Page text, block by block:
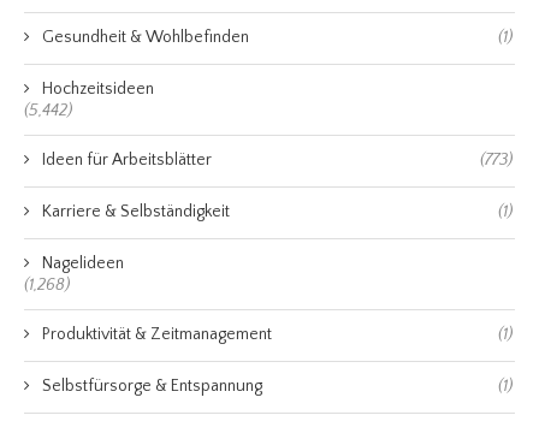
Gesundheit & Wohlbefinden (1)
Hochzeitsideen
(5,442)
Ideen für Arbeitsblätter (773)
Karriere & Selbständigkeit (1)
Nagelideen
(1,268)
Produktivität & Zeitmanagement (1)
Selbstfürsorge & Entspannung (1)